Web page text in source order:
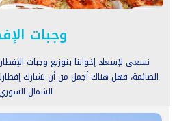
وجبات
نسعى لإسعاد إخواننا بتوزيع وجبات
الصائمة، فهل هناك أجمل من أن تشارك
الشمال